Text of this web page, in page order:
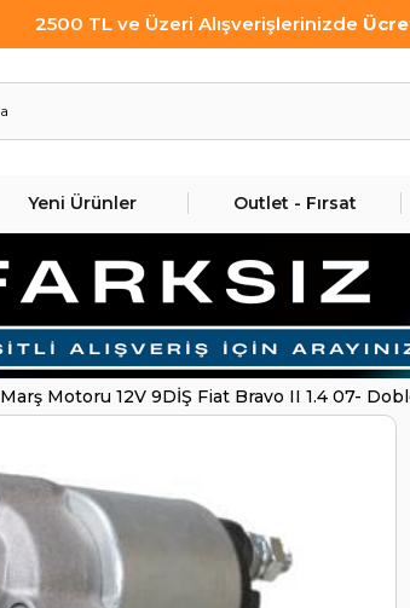
2500 TL ve Üzeri Alışverişlerinizde
Yeni Ürünler Outlet - Fırsat
Marş Motoru 12V 9DİŞ Fiat Bravo II 1.4 07-